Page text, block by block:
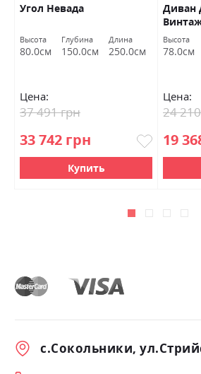
Угол Невада
Высота
80.0см
Глубина
150.0см
Длина
250.0см
Цена:
33 742 грн
37 491 грн
Купить
Диван
ВНД
Высота
78.0см
Цена:
19
24
с.Сокольники,